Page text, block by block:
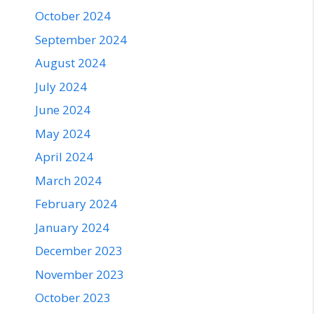
October 2024
September 2024
August 2024
July 2024
June 2024
May 2024
April 2024
March 2024
February 2024
January 2024
December 2023
November 2023
October 2023